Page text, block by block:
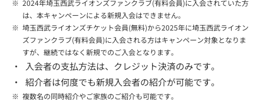
※ 2024年埼玉西武ライオンズファンクラブ(有料会員)に入会されていた方
は、本キャンペーンによる新規入会はできません。
※ 埼玉西武ライオンズチケット会員(無料)から2025年に埼玉西武ライオン
ズファンクラブ(有料会員)に入会される方はキャンペーン対象となりま
すが、継続ではなく新規でのご入会となります。
・
入会者の支払方法は、クレジット決済のみです。
・
紹介者は何度でも新規入会者の紹介が可能です。
※ 複数名の同時紹介やご家族のご紹介も可能です。